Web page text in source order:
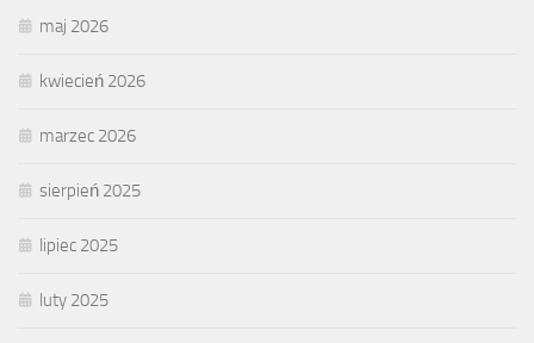
maj 2026
kwiecień 2026
marzec 2026
sierpień 2025
lipiec 2025
luty 2025